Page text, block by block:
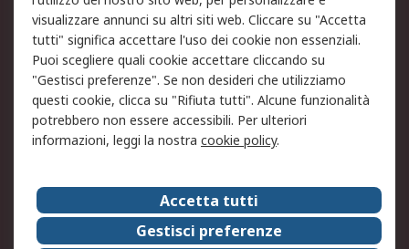
Aggiornata
Email Security
Termini d'uso
Condizioni di vendita
Condizioni generali di
servizio
Etica e responsabilità
Chi Siamo
Chi Siamo
Contattaci
Supporto
ESG
Carriere
RS Group
visualizzare annunci su altri siti web. Cliccare su "Accetta
tutti" significa accettare l'uso dei cookie non essenziali.
Puoi scegliere quali cookie accettare cliccando su
"Gestisci preferenze". Se non desideri che utilizziamo
questi cookie, clicca su "Rifiuta tutti". Alcune funzionalità
potrebbero non essere accessibili. Per ulteriori
informazioni, leggi la nostra cookie policy.
Accetta tutti
Gestisci preferenze